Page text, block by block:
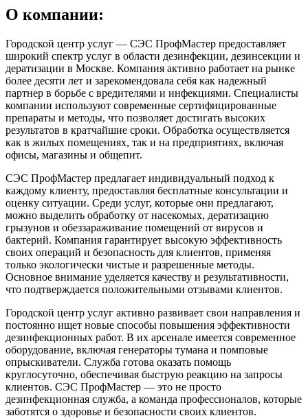
О компании:
Городской центр услуг — СЭС ПрофМастер предоставляет
широкий спектр услуг в области дезинфекции, дезинсекции и
дератизации в Москве. Компания активно работает на рынке
более десяти лет и зарекомендовала себя как надежный
партнер в борьбе с вредителями и инфекциями. Специалисты
компании используют современные сертифицированные
препараты и методы, что позволяет достигать высоких
результатов в кратчайшие сроки. Обработка осуществляется
как в жилых помещениях, так и на предприятиях, включая
офисы, магазины и общепит.
СЭС ПрофМастер предлагает индивидуальный подход к
каждому клиенту, предоставляя бесплатные консультации и
оценку ситуации. Среди услуг, которые они предлагают,
можно выделить обработку от насекомых, дератизацию
грызунов и обеззараживание помещений от вирусов и
бактерий. Компания гарантирует высокую эффективность
своих операций и безопасность для клиентов, применяя
только экологически чистые и разрешенные методы.
Основное внимание уделяется качеству и результативности,
что подтверждается положительными отзывами клиентов.
Городской центр услуг активно развивает свои направления и
постоянно ищет новые способы повышения эффективности
дезинфекционных работ. В их арсенале имеется современное
оборудование, включая генераторы тумана и помповые
опрыскиватели. Служба готова оказать помощь
круглосуточно, обеспечивая быструю реакцию на запросы
клиентов. СЭС ПрофМастер — это не просто
дезинфекционная служба, а команда профессионалов, которые
заботятся о здоровье и безопасности своих клиентов.